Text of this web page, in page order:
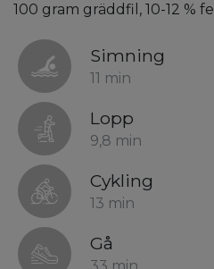
100 gram gräddfil, 10-12 %
Simning
11 min
Lopp
9,8 min
Cykling
13 min
Gå